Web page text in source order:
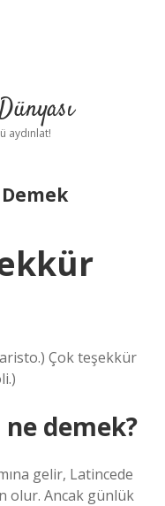
aydınlat!
Çok teşekkür
demek?
gelir, Latincede
olur. Ancak günlük